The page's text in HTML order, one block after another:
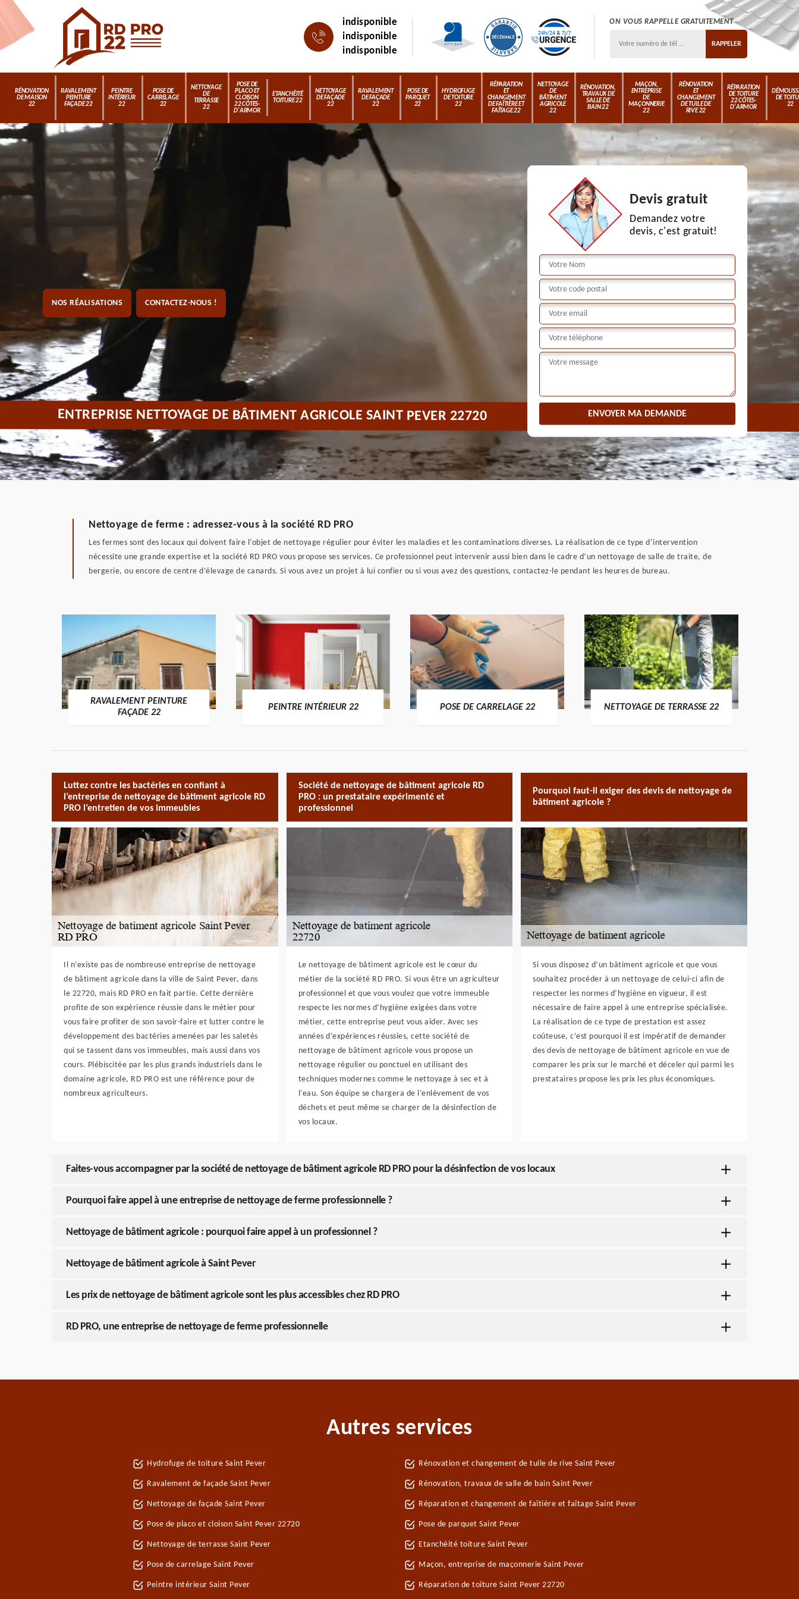
indisponible
indisponible
indisponible
ON VOUS RAPPELLE GRATUITEMENT
RÉNOVATION
DE MAISON
22
RAVALEMENT
PEINTURE
FAÇADE 22
PEINTRE
INTÉRIEUR
22
POSE DE
CARRELAGE
22
NETTOYAGE
DE
TERRASSE
22
POSE DE
PLACO ET
CLOISON
22 CÔTES-
D'ARMOR
ETANCHÉITÉ
TOITURE 22
NETTOYAGE
DE FAÇADE
22
RAVALEMENT
DE FAÇADE
22
POSE DE
PARQUET
22
HYDROFUGE
DE TOITURE
22
RÉPARATION
ET
CHANGEMENT
DE FAÎTIÈRE ET
FAÎTAGE 22
NETTOYAGE
DE
BÂTIMENT
AGRICOLE
22
RÉNOVATION,
TRAVAUX DE
SALLE DE
BAIN 22
MAÇON,
ENTREPRISE
DE
MAÇONNERIE
22
RÉNOVATION
ET
CHANGEMENT
DE TUILE DE
RIVE 22
RÉPARATION
DE TOITURE
22 CÔTES-
D'ARMOR
DE
22
NOS RÉALISATIONS CONTACTEZ-NOUS !
Devis gratuit
Demandez votre
devis, c'est gratuit!
ENTREPRISE NETTOYAGE DE BÂTIMENT AGRICOLE SAINT PEVER 22720
Nettoyage de ferme : adressez-vous à la société RD PRO
Les fermes sont des locaux qui doivent faire l’objet de nettoyage régulier pour éviter les maladies et les contaminations diverses. La réalisation de ce type d’intervention
nécessite une grande expertise et la société RD PRO vous propose ses services. Ce professionnel peut intervenir aussi bien dans le cadre d’un nettoyage de salle de traite, de
bergerie, ou encore de centre d’élevage de canards. Si vous avez un projet à lui confier ou si vous avez des questions, contactez-le pendant les heures de bureau.
RAVALEMENT PEINTURE
FAÇADE 22
PEINTRE INTÉRIEUR 22 POSE DE CARRELAGE 22 NETTOYAGE DE TERRASSE 22
Luttez contre les bactéries en confiant à
l’entreprise de nettoyage de bâtiment agricole RD
PRO l’entretien de vos immeubles
Il n’existe pas de nombreuse entreprise de nettoyage
de bâtiment agricole dans la ville de Saint Pever, dans
le 22720, mais RD PRO en fait partie. Cette dernière
profite de son expérience réussie dans le métier pour
vous faire profiter de son savoir-faire et lutter contre le
développement des bactéries amenées par les saletés
qui se tassent dans vos immeubles, mais aussi dans vos
cours. Plébiscitée par les plus grands industriels dans le
domaine agricole, RD PRO est une référence pour de
nombreux agriculteurs.
Société de nettoyage de bâtiment agricole RD
PRO : un prestataire expérimenté et
professionnel
Le nettoyage de bâtiment agricole est le cœur du
métier de la société RD PRO. Si vous être un agriculteur
professionnel et que vous voulez que votre immeuble
respecte les normes d’hygiène exigées dans votre
métier, cette entreprise peut vous aider. Avec ses
années d’expériences réussies, cette société de
nettoyage de bâtiment agricole vous propose un
nettoyage régulier ou ponctuel en utilisant des
techniques modernes comme le nettoyage à sec et à
l’eau. Son équipe se chargera de l’enlèvement de vos
déchets et peut même se charger de la désinfection de
vos locaux.
Pourquoi faut-il exiger des devis de nettoyage de
bâtiment agricole ?
Si vous disposez d’un bâtiment agricole et que vous
souhaitez procéder à un nettoyage de celui-ci afin de
respecter les normes d’hygiène en vigueur, il est
nécessaire de faire appel à une entreprise spécialisée.
La réalisation de ce type de prestation est assez
coûteuse, c’est pourquoi il est impératif de demander
des devis de nettoyage de bâtiment agricole en vue de
comparer les prix sur le marché et déceler qui parmi les
prestataires propose les prix les plus économiques.
Faites-vous accompagner par la société de nettoyage de bâtiment agricole RD PRO pour la désinfection de vos locaux
Pourquoi faire appel à une entreprise de nettoyage de ferme professionnelle ?
Nettoyage de bâtiment agricole : pourquoi faire appel à un professionnel ?
Nettoyage de bâtiment agricole à Saint Pever
Les prix de nettoyage de bâtiment agricole sont les plus accessibles chez RD PRO
RD PRO, une entreprise de nettoyage de ferme professionnelle
Autres services
Hydrofuge de toiture Saint Pever
Ravalement de façade Saint Pever
Nettoyage de façade Saint Pever
Pose de placo et cloison Saint Pever 22720
Nettoyage de terrasse Saint Pever
Pose de carrelage Saint Pever
Peintre intérieur Saint Pever
Rénovation et changement de tuile de rive Saint Pever
Rénovation, travaux de salle de bain Saint Pever
Réparation et changement de faîtière et faîtage Saint Pever
Pose de parquet Saint Pever
Etanchéité toiture Saint Pever
Maçon, entreprise de maçonnerie Saint Pever
Réparation de toiture Saint Pever 22720